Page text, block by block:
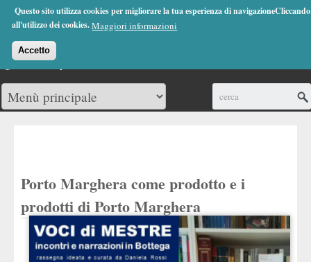
Questo sito utilizza cookies per migliorare la tua esperienza di
all'utilizzo dei cookies.Maggiori informazioni
Accetto
Jump to Navigation
(0)
Porto Marghera come prodotto e i
prodotti di Porto Marghera